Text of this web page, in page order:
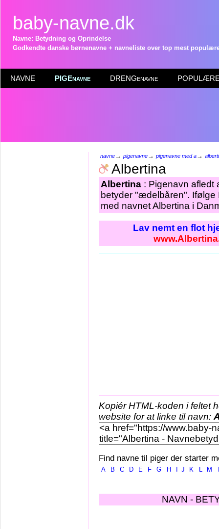
baby-navne.dk
Navne: Betydning og Oprindelse
Godkendte danske børnenavne + navneliste over top mest
NAVNE PIGEnavne DRENGenavne POPULÆRE
navne→ pigenavne→ pigenavne med a→
Albertina
Albertina : Pigenavn afledt
betyder "ædelbåren". Ifølge
med navnet Albertina i
Lav nemt en flot
Kopiér HTML-koden i feltet
website for at linke til navn:
Find navne til piger der starter
A B C D E F G H J K L M
NAVN -